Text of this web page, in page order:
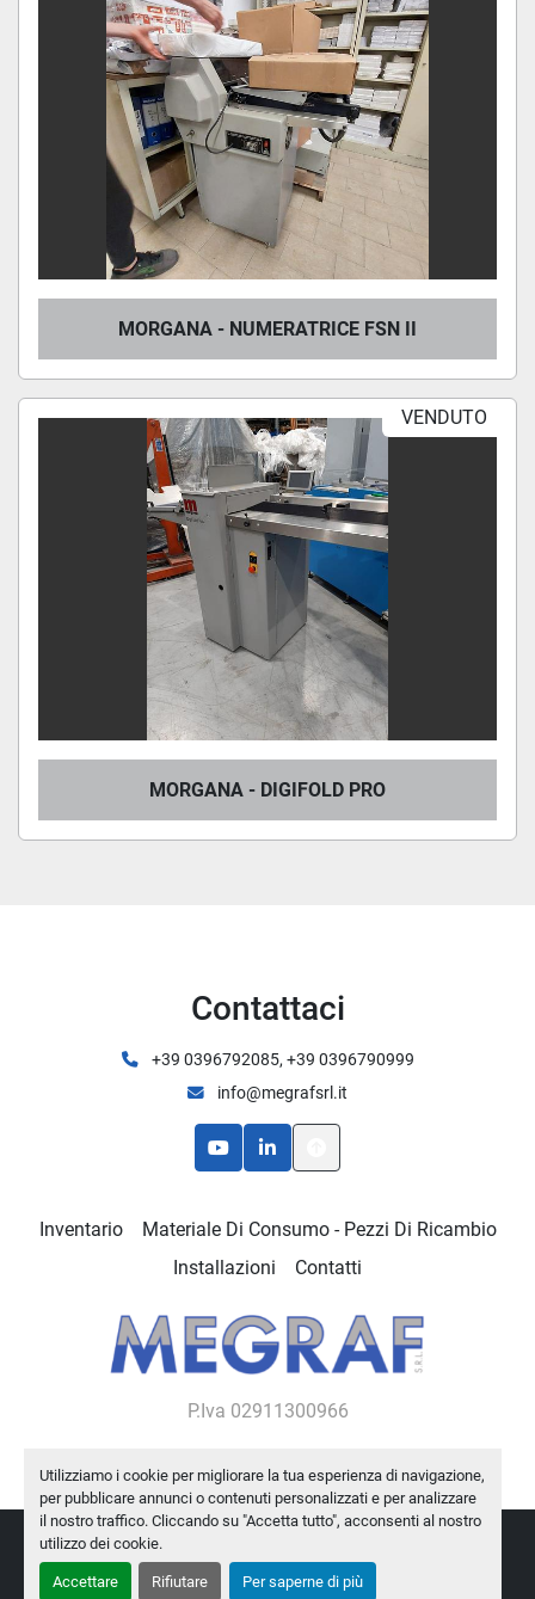
Utilizziamo i cookie per migliorare la tua esperienza di navigazione,
per pubblicare annunci o contenuti personalizzati e per analizzare
il nostro traffico. Cliccando su "Accetta tutto", acconsenti al nostro
utilizzo dei cookie.
Accettare Rifiutare Per saperne di più
MORGANA - NUMERATRICE FSN II
VENDUTO
MORGANA - DIGIFOLD PRO
Contattaci
+39 0396792085, +39 0396790999
info@megrafsrl.it
youtubelinkedin
Inventario
Materiale Di Consumo - Pezzi Di Ricambio
Installazioni
Contatti
P.Iva 02911300966
Personalizza le preferenze sui Cookies
Machinio Systemsito web diMachinio